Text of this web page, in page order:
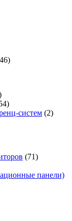
систем (2)
(71)
панели)